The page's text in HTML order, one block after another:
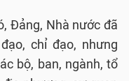
Đảng, Nhà nước đã
chỉ đạo, nhưng
bộ, ban, ngành, tổ